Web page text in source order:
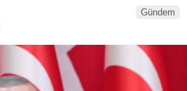
Gündem